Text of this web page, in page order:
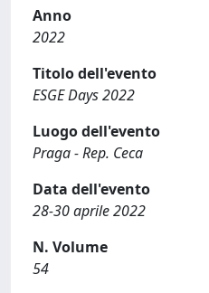
Anno
2022
Titolo dell'evento
ESGE Days 2022
Luogo dell'evento
Praga - Rep. Ceca
Data dell'evento
28-30 aprile 2022
N. Volume
54